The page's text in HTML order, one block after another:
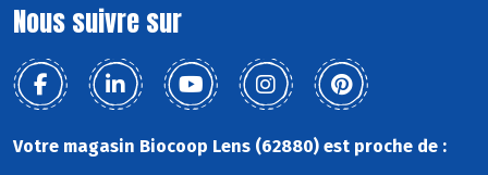
Nous suivre sur
Votre magasin Biocoop Lens (62880) est proche de :